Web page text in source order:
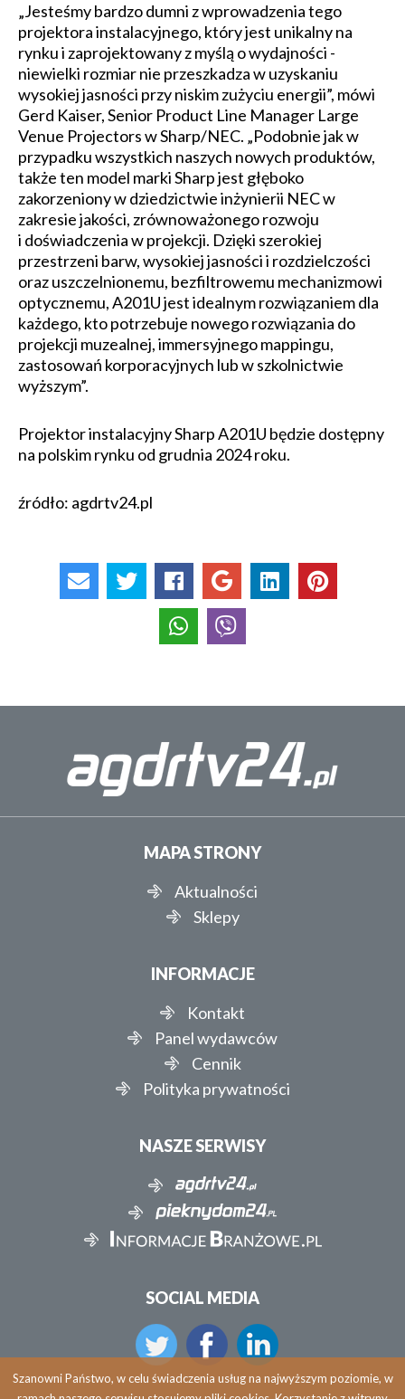
„Jesteśmy bardzo dumni z wprowadzenia tego
projektora instalacyjnego, który jest unikalny na
rynku i zaprojektowany z myślą o wydajności -
niewielki rozmiar nie przeszkadza w uzyskaniu
wysokiej jasności przy niskim zużyciu energii”, mówi
Gerd Kaiser, Senior Product Line Manager Large
Venue Projectors w Sharp/NEC. „Podobnie jak w
przypadku wszystkich naszych nowych produktów,
także ten model marki Sharp jest głęboko
zakorzeniony w dziedzictwie inżynierii NEC w
zakresie jakości, zrównoważonego rozwoju
i doświadczenia w projekcji. Dzięki szerokiej
przestrzeni barw, wysokiej jasności i rozdzielczości
oraz uszczelnionemu, bezfiltrowemu mechanizmowi
optycznemu, A201U jest idealnym rozwiązaniem dla
każdego, kto potrzebuje nowego rozwiązania do
projekcji muzealnej, immersyjnego mappingu,
zastosowań korporacyjnych lub w szkolnictwie
wyższym”.
Projektor instalacyjny Sharp A201U będzie dostępny
na polskim rynku od grudnia 2024 roku.
źródło: agdrtv24.pl
MAPA STRONY
Aktualności
Sklepy
INFORMACJE
Kontakt
Panel wydawców
Cennik
Polityka prywatności
NASZE SERWISY
SOCIAL MEDIA
Szanowni Państwo, w celu świadczenia usług na najwyższym poziomie, w